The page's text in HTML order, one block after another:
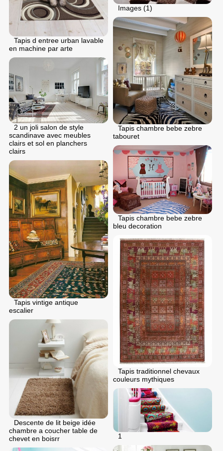
Tapis d entree urban lavable
en machine par arte
Images (1)
Tapis chambre bebe zebre
tabouret
2 un joli salon de style
scandinave avec meubles
clairs et sol en planchers
clairs
Tapis chambre bebe zebre
bleu decoration
Tapis vintige antique
escalier
Tapis traditionnel chevaux
couleurs mythiques
Descente de lit beige idée
chambre a coucher table de
chevet en boisrr
1